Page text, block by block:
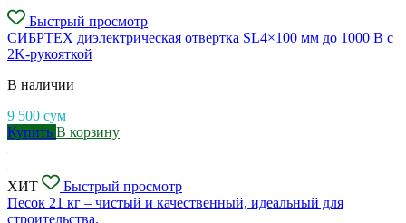
Быстрый просмотр
СИБРТЕХ диэлектрическая отвертка SL4×100 мм до 1000 В с
2K-рукояткой
В наличии
9 500 сум
Купить В корзину
ХИТ
Быстрый просмотр
Песок 21 кг – чистый и качественный, идеальный для
строительства.